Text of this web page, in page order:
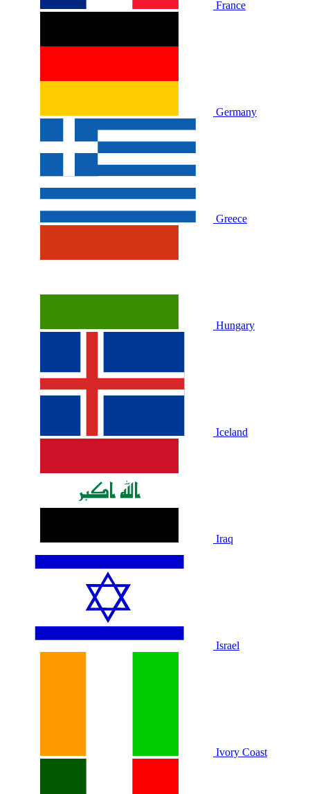
France
Germany
Greece
Hungary
Iceland
Iraq
Israel
Ivory Coast